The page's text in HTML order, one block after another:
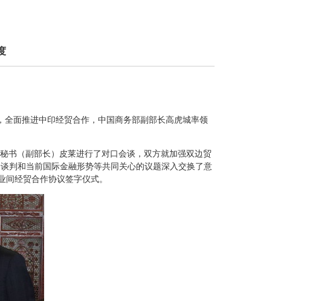
面推进中印经贸合作，中国商务部副部长高虎城率领
书（副部长）皮莱进行了对口会谈，双方就加强双边贸
判和当前国际金融形势等共同关心的议题深入交换了意
经贸合作协议签字仪式。